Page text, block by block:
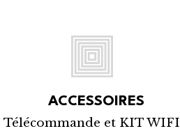
ACCESSOIRES
Télécommande et KIT WIFI